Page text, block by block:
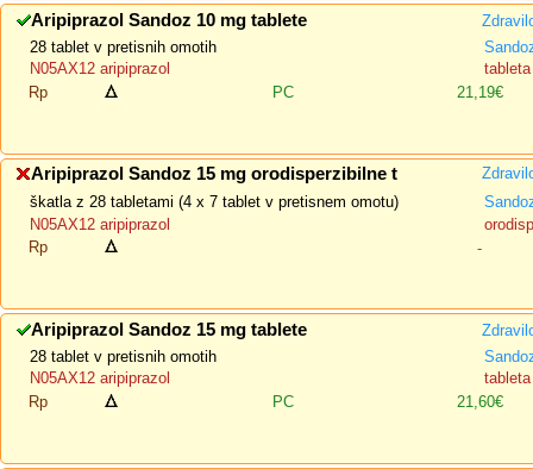
Aripiprazol Sandoz 10 mg tablete
28 tablet v pretisnih omotih
N05AX12 aripiprazol
tableta
Rp
PC 21,19€
Aripiprazol Sandoz 15 mg orodisperzibilne t
škatla z 28 tabletami (4 x 7 tablet v pretisnem omotu)
N05AX12 aripiprazol
Rp
-
Aripiprazol Sandoz 15 mg tablete
28 tablet v pretisnih omotih
N05AX12 aripiprazol
tableta
Rp
PC 21,60€